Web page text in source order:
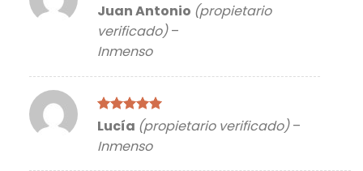
Valorado
5
Juan Antonio (propietario
verificado) –
Inmenso
Valorado
de 5
Lucía (propietario verificado) –
Inmenso